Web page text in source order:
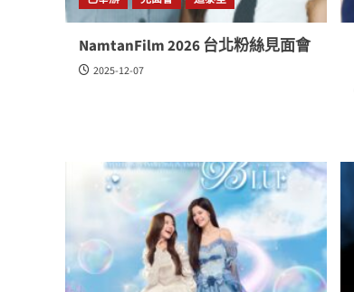
NamtanFilm 2026 台北粉絲見面會
2025-12-07